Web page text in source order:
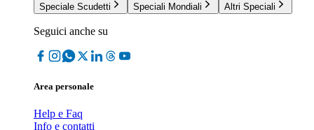
Speciale Scudetti
Speciali Mondiali Altri Speciali
Seguici anche su
Area personale
Help e Faq
Info e contatti